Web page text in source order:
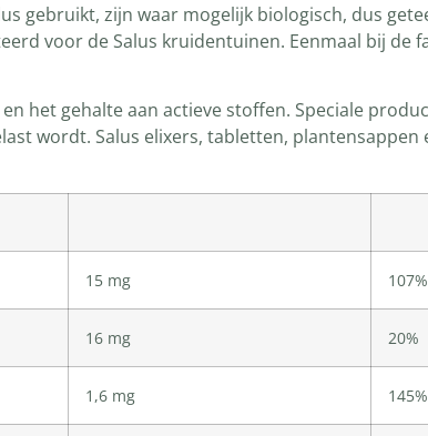
gebruikt, zijn waar mogelijk biologisch, dus
voor de Salus kruidentuinen. Eenmaal bij de
het gehalte aan actieve stoffen. Speciale
wordt. Salus elixers, tabletten, plantensappen
15 mg 107%
16 mg 20%
1,6 mg 145%